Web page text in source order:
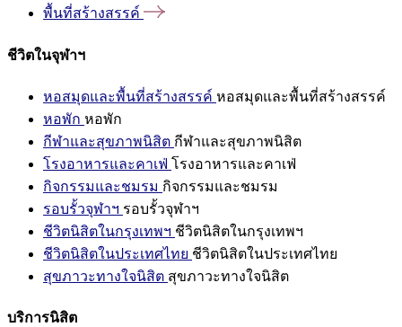
พื้นที่สร้างสรรค์
ชีวิตในจุฬาฯ
หอสมุดและพื้นที่สร้างสรรค์ หอสมุดและพื้นที่สร้างสรรค์
หอพัก หอพัก
กีฬาและสุขภาพนิสิต กีฬาและสุขภาพนิสิต
โรงอาหารและคาเฟ่ โรงอาหารและคาเฟ่
กิจกรรมและชมรม กิจกรรมและชมรม
รอบรั้วจุฬาฯ รอบรั้วจุฬาฯ
ชีวิตนิสิตในกรุงเทพฯ ชีวิตนิสิตในกรุงเทพฯ
ชีวิตนิสิตในประเทศไทย ชีวิตนิสิตในประเทศไทย
สุขภาวะทางใจนิสิต สุขภาวะทางใจนิสิต
บริการนิสิต